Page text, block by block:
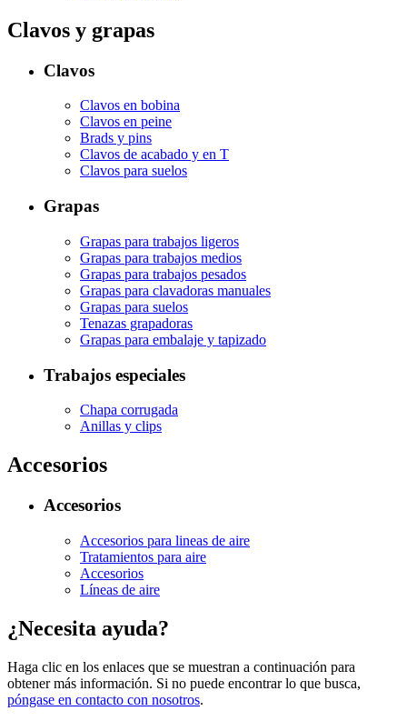
Clavos y grapas
Clavos
Clavos en bobina
Clavos en peine
Brads y pins
Clavos de acabado y en T
Clavos para suelos
Grapas
Grapas para trabajos ligeros
Grapas para trabajos medios
Grapas para trabajos pesados
Grapas para clavadoras manuales
Grapas para suelos
Tenazas grapadoras
Grapas para embalaje y tapizado
Trabajos especiales
Chapa corrugada
Anillas y clips
Accesorios
Accesorios
Accesorios para lineas de aire
Tratamientos para aire
Accesorios
Líneas de aire
¿Necesita ayuda?
Haga clic en los enlaces que se muestran a continuación para
obtener más información. Si no puede encontrar lo que busca,
póngase en contacto con nosotros.